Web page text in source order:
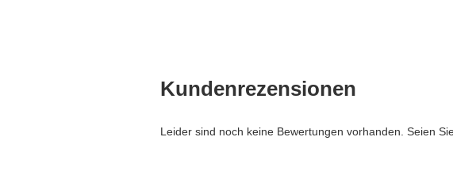
Kundenrezensionen
Leider sind noch keine Bewertungen vorhanden. Seien